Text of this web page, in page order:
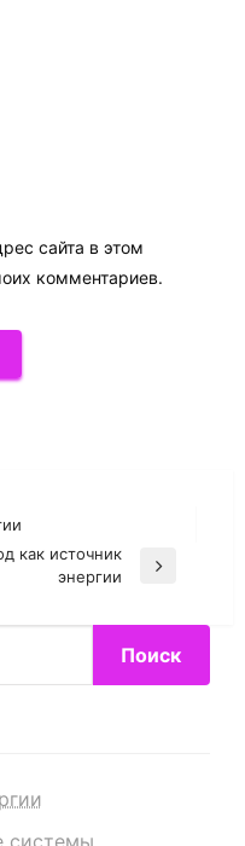
сайта в этом
комментариев.
как источник
энергии
системы